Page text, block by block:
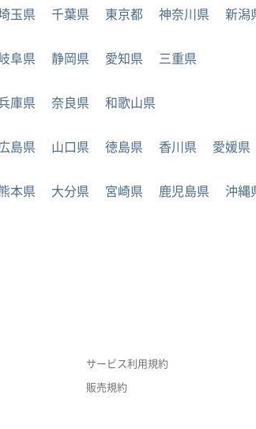
玉県 千葉県 東京都 神奈川県 新潟
阜県 静岡県 愛知県 三重県
庫県 奈良県 和歌山県
島県 山口県 徳島県 香川県 愛媛県
本県 大分県 宮崎県 鹿児島県 沖縄
サービス利用規約
販売規約